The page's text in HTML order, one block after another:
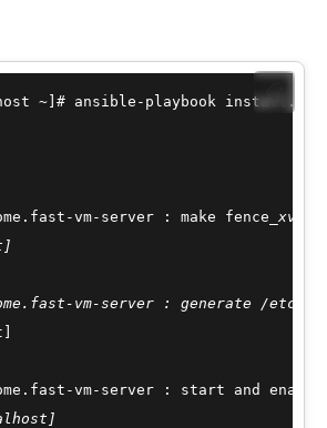
host ~]# ansible-playbook
vm-server : make fence
vm-server : generate /etc/
vm-server : start and enable
📋